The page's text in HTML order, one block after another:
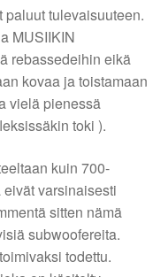
tulevaisuuteen.
MUSIIKIN
rebassedeihin eikä
kovaa ja toistamaan
vielä pienessä
toki ).
kuin 700-
varsinaisesti
sitten nämä
subwoofereita.
todettu.